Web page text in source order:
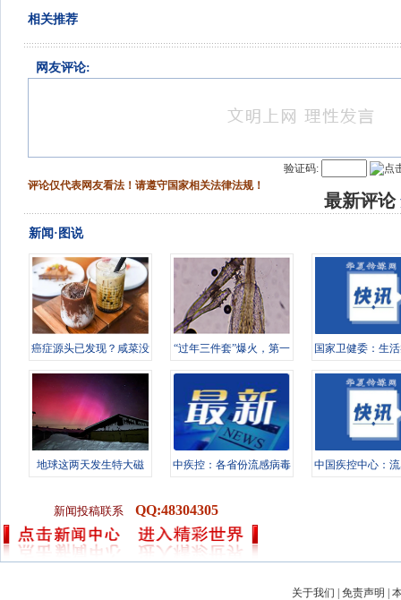
相关推荐
网友评论:
验证码:
评论仅代表网友看法！请遵守国家相关法律法规！
最新评论
新闻·图说
癌症源头已发现？咸菜没
“过年三件套”爆火，第一
国家卫健委：生
地球这两天发生特大磁
中疾控：各省份流感病毒
中国疾控中心：
新闻投稿联系 QQ:48304305
关于我们 免责声明